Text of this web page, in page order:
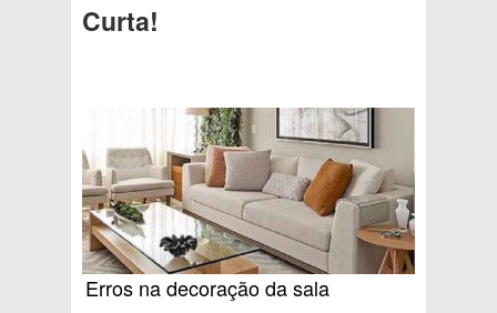
Curta!
Erros na decoração da sala